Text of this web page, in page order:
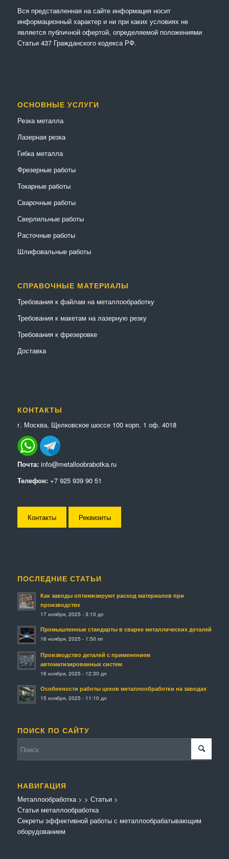
Вся представленная на сайте информация носит
информационный характер и ни при каких условиях не
является публичной офертой, определяемой положениями
Статьи 437 Гражданского кодекса РФ.
ОСНОВНЫЕ УСЛУГИ
Резка металла
Лазерная резка
Гибка металла
Фрезерные работы
Токарные работы
Сварочные работы
Сверлильные работы
Расточные работы
Шлифовальные работы
СПРАВОЧНЫЕ МАТЕРИАЛЫ
Требования к файлам на металлообработку
Требования к макетам на лазерную резку
Требования к фрезеровке
Доставка
КОНТАКТЫ
г. Москва, Щелковское шоссе 100 корп. 1 оф. 4018
Почта: info@metalloobrabotka.ru
Телефон: +7 925 939 90 51
Контакты Реквизиты
ПОСЛЕДНИЕ СТАТЬИ
Как заводы оптимизируют расход материалов при
производстве
17 ноября, 2025 - 3:10 дп
Промышленные стандарты в сварке металлических деталей
16 ноября, 2025 - 1:50 пп
Производство деталей с применением
автоматизированных систем
16 ноября, 2025 - 12:30 дп
Особенности работы цехов металлообработки на заводах
15 ноября, 2025 - 11:10 дп
ПОИСК ПО САЙТУ
НАВИГАЦИЯ
Металлообработка>
Статьи металлообработка
> Статьи>
Секреты эффективной работы с металлообрабатывающим
оборудованием